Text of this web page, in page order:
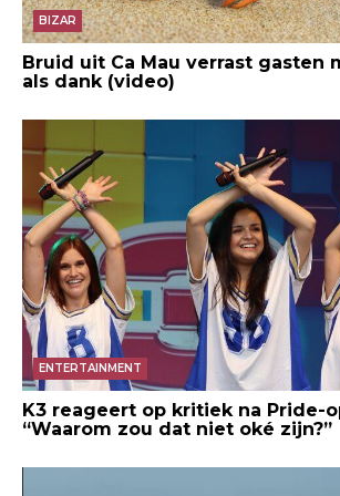
BIZAR
Bruid uit Ca Mau verrast gasten
als dank (video)
ENTERTAINMENT
K3 reageert op kritiek na Pride-
“Waarom zou dat niet oké zijn?”